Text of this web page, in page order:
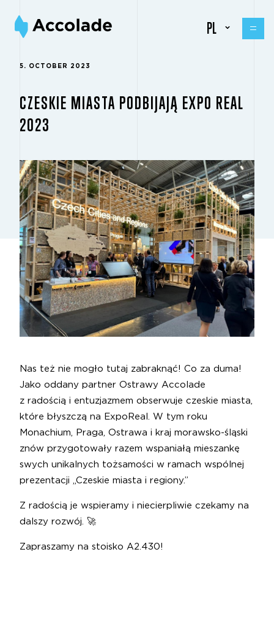
PL
5. OCTOBER 2023
CZESKIE MIASTA PODBIJAJĄ EXPO REAL
2023
Nas też nie mogło tutaj zabraknąć! Co za duma!
Jako oddany partner Ostrawy Accolade
z radością i entuzjazmem obserwuje czeskie miasta,
które błyszczą na ExpoReal. W tym roku
Monachium, Praga, Ostrawa i kraj morawsko-śląski
znów przygotowały razem wspaniałą mieszankę
swych unikalnych tożsamości w ramach wspólnej
prezentacji „Czeskie miasta i regiony.”
Z radością je wspieramy i niecierpliwie czekamy na
dalszy rozwój. 🚀
Zapraszamy na stoisko A2.430!